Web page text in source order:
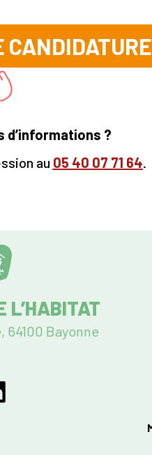
CANDIDATURE
d’informations ?
au 05 40 07 71 64.
L’HABITAT
64100 Bayonne